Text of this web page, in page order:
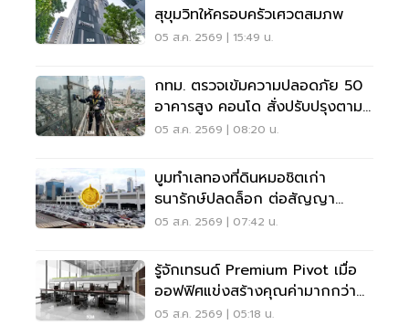
สุขุมวิทให้ครอบครัวเศวตสมภพ
05 ส.ค. 2569 | 15:49 น.
กทม. ตรวจเข้มความปลอดภัย 50
อาคารสูง คอนโด สั่งปรับปรุงตาม
มาตรฐานเคร่งครัด
05 ส.ค. 2569 | 08:20 น.
บูมทำเลทองที่ดินหมอชิตเก่า
ธนารักษ์ปลดล็อก ต่อสัญญา
บางกอกเทอร์มินอลลุยโครงการ
05 ส.ค. 2569 | 07:42 น.
รู้จักเทรนด์ Premium Pivot เมื่อ
ออฟฟิศแข่งสร้างคุณค่ามากกว่า
ทำเล-ค่าเช่า
05 ส.ค. 2569 | 05:18 น.